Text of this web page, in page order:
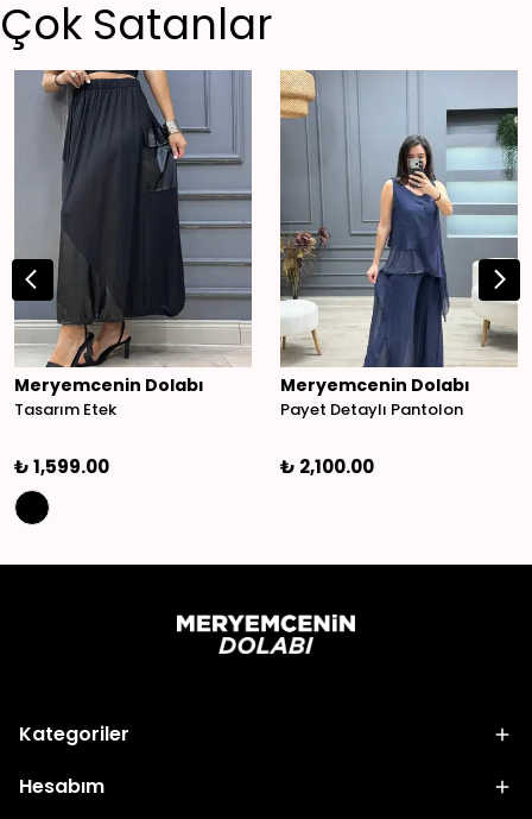
Çok Satanlar
Meryemcenin Dolabı
Tasarım Etek
₺ 1,599.00
Meryemcenin Dolabı
Payet Detaylı Pantolon
₺ 2,100.00
Kategoriler
Hesabım